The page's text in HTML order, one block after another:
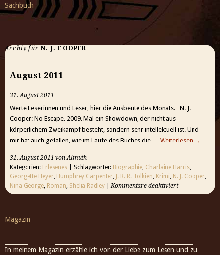
Sachbuch
Archiv fürN. J. COOPER
August 2011
31. August 2011
Werte Leserinnen und Leser, hier die Ausbeute des Monats. N. J.
Cooper: No Escape. 2009. Mal ein Showdown, der nicht aus
körperlichem Zweikampf besteht, sondern sehr intellektuell ist. Und
mir hat auch gefallen, wie im Laufe des Buches die … Weiterlesen →
31. August 2011 von Almuth
Kategorien: Erlesenes | Schlagwörter: Biographie, Charlaine Harris,
Georgette Heyer, Humphrey Carpenter, J. R. R. Tolkien, Krimi, N. J. Cooper,
Nina George, Roman, Shelia Radley |Kommentare deaktiviert
Magazin
In meinem Magazin erzähle ich von der Liebe zum Lesen und zu